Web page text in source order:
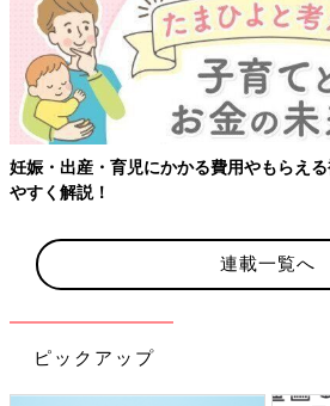
妊娠・出産・育児にかかる費用やもらえ
やすく解説！
連載一覧へ
ピックアップ